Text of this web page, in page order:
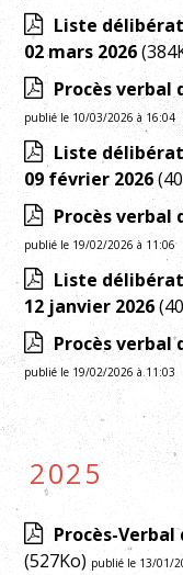
Liste
02 mars 2026
Procès verbal
publié le 10/03/2026 à 16:04
Liste
09 février 2026
Procès verbal
publié le 19/02/2026 à 11:06
Liste
12 janvier 2026
Procès verbal
publié le 19/02/2026 à 11:03
2025
Procès-Verbal
(527Ko) publié le 13/01/